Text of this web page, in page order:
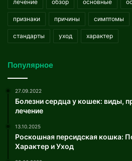
лечение обзор основные
признаки причины симптомы
стандарты уход характер
Популярное
27.09.2022
Болезни сердца у кошек: виды,
лечение
13.10.2025
Роскошная персидская кошка:
Характер и Уход